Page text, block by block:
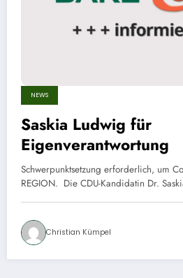
NEWS
Saskia Ludwig für
Eigenverantwortung
Schwerpunktsetzung erforderlich, um
REGION. Die CDU-Kandidatin Dr.
Christian Kümpel